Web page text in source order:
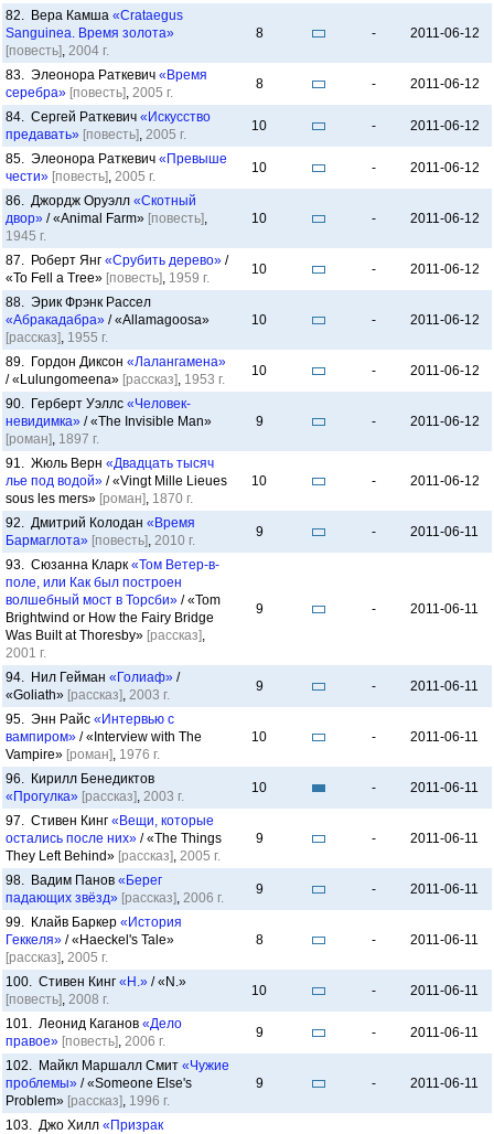
82. Вера Камша «Crataegus
Sanguinea. Время золота»
[повесть], 2004 г.
8 - 2011-06-12
83. Элеонора Раткевич «Время
серебра» [повесть], 2005 г.
8 - 2011-06-12
84. Сергей Раткевич «Искусство
предавать» [повесть], 2005 г.
10 - 2011-06-12
85. Элеонора Раткевич «Превыше
чести» [повесть], 2005 г.
10 - 2011-06-12
86. Джордж Оруэлл «Скотный
двор» / «Animal Farm» [повесть],
1945 г.
10 - 2011-06-12
87. Роберт Янг «Срубить дерево» /
«To Fell a Tree» [повесть], 1959 г.
10 - 2011-06-12
88. Эрик Фрэнк Рассел
«Абракадабра» / «Allamagoosa»
[рассказ], 1955 г.
10 - 2011-06-12
89. Гордон Диксон «Лалангамена»
/ «Lulungomeena» [рассказ], 1953 г.
10 - 2011-06-12
90. Герберт Уэллс «Человек-
невидимка» / «The Invisible Man»
[роман], 1897 г.
9 - 2011-06-12
91. Жюль Верн «Двадцать тысяч
лье под водой» / «Vingt Mille Lieues
sous les mers» [роман], 1870 г.
10 - 2011-06-12
92. Дмитрий Колодан «Время
Бармаглота» [повесть], 2010 г.
9 - 2011-06-11
93. Сюзанна Кларк «Том Ветер-в-
поле, или Как был построен
волшебный мост в Торсби» / «Tom
Brightwind or How the Fairy Bridge
Was Built at Thoresby» [рассказ],
2001 г.
9 - 2011-06-11
94. Нил Гейман «Голиаф» /
«Goliath» [рассказ], 2003 г.
9 - 2011-06-11
95. Энн Райс «Интервью с
вампиром» / «Interview with The
Vampire» [роман], 1976 г.
10 - 2011-06-11
96. Кирилл Бенедиктов
«Прогулка» [рассказ], 2003 г.
10 - 2011-06-11
97. Стивен Кинг «Вещи, которые
остались после них» / «The Things
They Left Behind» [рассказ], 2005 г.
9 - 2011-06-11
98. Вадим Панов «Берег
падающих звёзд» [рассказ], 2006 г.
9 - 2011-06-11
99. Клайв Баркер «История
Геккеля» / «Haeckel's Tale»
[рассказ], 2005 г.
8 - 2011-06-11
100. Стивен Кинг «Н.» / «N.»
[повесть], 2008 г.
10 - 2011-06-11
101. Леонид Каганов «Дело
правое» [повесть], 2006 г.
9 - 2011-06-11
102. Майкл Маршалл Смит «Чужие
проблемы» / «Someone Else's
Problem» [рассказ], 1996 г.
9 - 2011-06-11
103. Джо Хилл «Призрак